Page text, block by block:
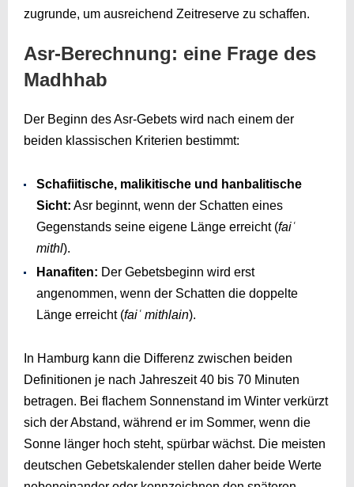
zugrunde, um ausreichend Zeitreserve zu schaffen.
Asr-Berechnung: eine Frage des
Madhhab
Der Beginn des Asr-Gebets wird nach einem der
beiden klassischen Kriterien bestimmt:
Schafiitische, malikitische und hanbalitische
Sicht: Asr beginnt, wenn der Schatten eines
Gegenstands seine eigene Länge erreicht (faiʿ
mithl).
Hanafiten: Der Gebetsbeginn wird erst
angenommen, wenn der Schatten die doppelte
Länge erreicht (faiʿ mithlain).
In Hamburg kann die Differenz zwischen beiden
Definitionen je nach Jahreszeit 40 bis 70 Minuten
betragen. Bei flachem Sonnenstand im Winter verkürzt
sich der Abstand, während er im Sommer, wenn die
Sonne länger hoch steht, spürbar wächst. Die meisten
deutschen Gebetskalender stellen daher beide Werte